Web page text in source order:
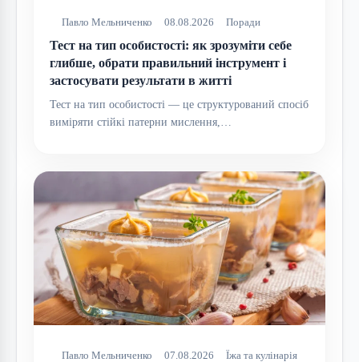
Павло Мельниченко 08.08.2026 Поради
Тест на тип особистості: як зрозуміти себе
глибше, обрати правильний інструмент і
застосувати результати в житті
Тест на тип особистості — це структурований спосіб
виміряти стійкі патерни мислення,…
Павло Мельниченко 07.08.2026 Їжа та кулінарія